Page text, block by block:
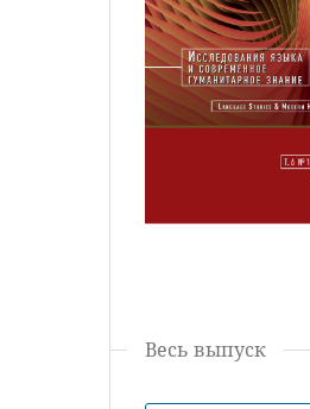
Весь выпуск